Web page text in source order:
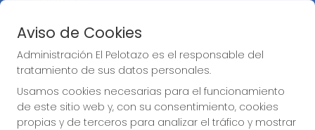
Boletos digitales
Acceso
Registro
CONTACTO
ADMINISTRACION DE LOTERIAS: 17-CADIZ - RECEPTOR
OFICIAL: 21300
Aviso de Cookies
Administración El Pelotazo es el responsable del
tratamiento de sus datos personales.
Usamos cookies necesarias para el funcionamiento
de este sitio web y, con su consentimiento, cookies
propias y de terceros para analizar el tráfico y mostrar